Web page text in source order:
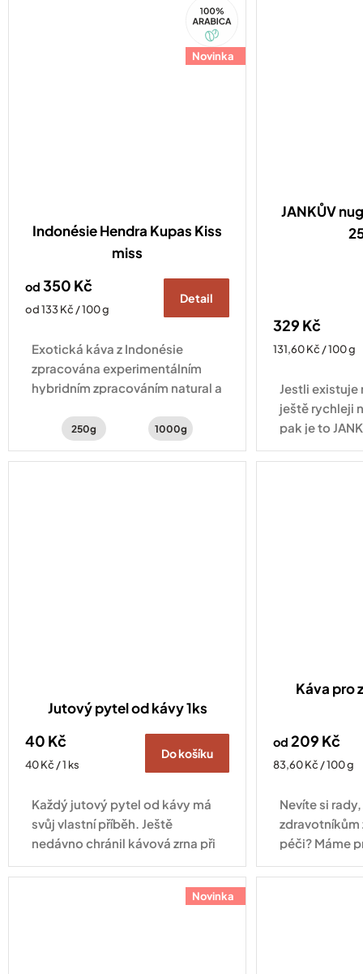
Novinka
Arabica
Indonésie Hendra Kupas Kiss
miss
od 350 Kč
Měrná
od 133 Kč / 100 g
Detail
Exotická káva z Indonésie
zpracována experimentálním
hybridním zpracováním natural a
šťavnatého kiwi, hrozinek a
250g 1000g
JANKŮV
329 Kč
Měrná
131,60 Kč / 100 g
Jestli existuje
ještě rychleji
pak je to
krém. Ve
čeká
Jutový pytel od kávy 1ks
40 Kč
Měrná
40 Kč / 1 ks
Do košíku
Každý jutový pytel od kávy má
svůj vlastní příběh. Ještě
nedávno chránil kávová zrna při
jejich cestě z plantáže do
pražírny, dnes může najít nové
Káva pro
od 209 Kč
Měrná
83,60 Kč / 100 g
Nevíte si
zdravotníkům
péči? Máme
Novinka